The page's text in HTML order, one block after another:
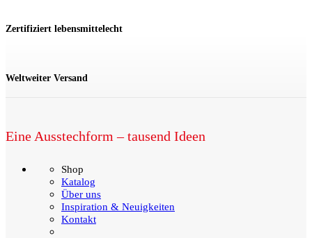
Zertifiziert lebensmittelecht
Weltweiter Versand
Eine Ausstechform – tausend Ideen
Shop
Katalog
Über uns
Inspiration & Neuigkeiten
Kontakt